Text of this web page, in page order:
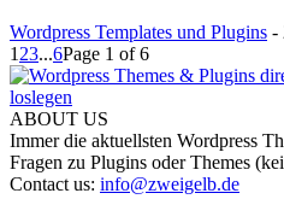
Wordpress Templates und Plugins -
1 23...6Page 1 of 6
ABOUT US
Immer die aktuellsten Wordpress
Fragen zu Plugins oder Themes
Contact us: info@zweigelb.de